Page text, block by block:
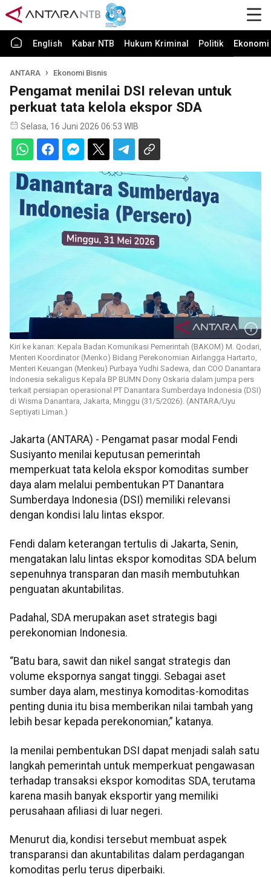
English Kabar NTB Hukum Kriminal Politik
ANTARA Ekonomi Bisnis
Pengamat menilai DSI relevan untuk
perkuat tata kelola ekspor SDA
Selasa, 16 Juni 2026 06:53 WIB
Kiri ke kanan: Kepala Badan Komunikasi Pemerintah (BAKOM) M. Qodari,
Menteri Koordinator (Menko) Bidang Perekonomian Airlangga Hartarto,
Menteri Keuangan (Menkeu) Purbaya Yudhi Sadewa, dan COO Danantara
Indonesia sekaligus Kepala BP BUMN Dony Oskaria dalam jumpa pers
terkait persiapan operasional PT Danantara Sumberdaya Indonesia (DSI)
di Wisma Danantara, Jakarta, Minggu (31/5/2026). (ANTARA/Uyu
Septiyati Liman.)
Jakarta (ANTARA) - Pengamat pasar modal Fendi
Susiyanto menilai keputusan pemerintah
memperkuat tata kelola ekspor komoditas sumber
daya alam melalui pembentukan PT Danantara
Sumberdaya Indonesia (DSI) memiliki relevansi
dengan kondisi lalu lintas ekspor.
Fendi dalam keterangan tertulis di Jakarta, Senin,
mengatakan lalu lintas ekspor komoditas SDA belum
sepenuhnya transparan dan masih membutuhkan
penguatan akuntabilitas.
Padahal, SDA merupakan aset strategis bagi
perekonomian Indonesia.
“Batu bara, sawit dan nikel sangat strategis dan
volume ekspornya sangat tinggi. Sebagai aset
sumber daya alam, mestinya komoditas-komoditas
penting dunia itu bisa memberikan nilai tambah yang
lebih besar kepada perekonomian,” katanya.
Ia menilai pembentukan DSI dapat menjadi salah satu
langkah pemerintah untuk memperkuat pengawasan
terhadap transaksi ekspor komoditas SDA, terutama
karena masih banyak eksportir yang memiliki
perusahaan afiliasi di luar negeri.
Menurut dia, kondisi tersebut membuat aspek
transparansi dan akuntabilitas dalam perdagangan
komoditas perlu terus diperbaiki.